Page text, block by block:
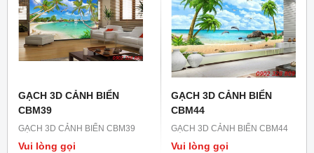
GẠCH 3D CẢNH BIỂN
CBM39
GẠCH 3D CẢNH BIỂN CBM39
Vui lòng gọi
GẠCH 3D CẢNH BIỂN
CBM44
GẠCH 3D CẢNH BIỂN CBM44
Vui lòng gọi